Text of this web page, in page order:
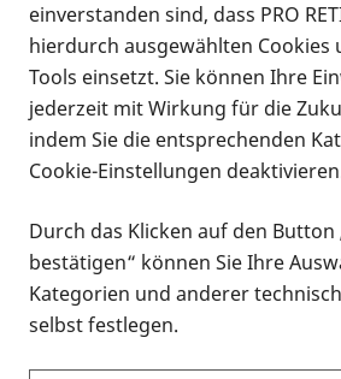
Infomaterial
Infomaterial
Vorlesen
Alle Infomaterialien in
Formaten an einem Ort
Sie möchten wissen, wie Sie
einverstanden sind, dass PRO
hierdurch ausgewählten Cookies
Tools einsetzt. Sie können Ihre
jederzeit mit Wirkung für die
indem Sie die entsprechenden
Cookie-Einstellungen
Durch das Klicken auf den Button
bestätigen“ können Sie Ihre
Kategorien und anderer
selbst festlegen.